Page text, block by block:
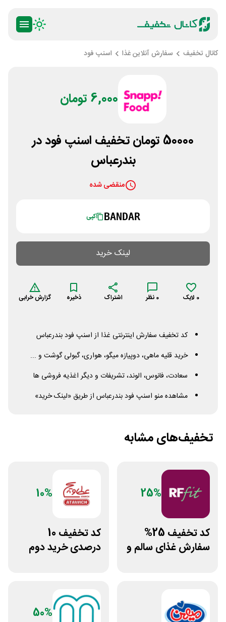
کانال تخفیف سفارش آنلاین غذا اسنپ فود
6,000 تومان
50000 تومان تخفیف اسنپ فود در
بندرعباس
منقضی شده
BANDAR کپی
لینک خرید
0 لایک 0 نظر اشتراک ذخیره گزارش خرابی
کد تخفیف سفارش اینترنتی غذا از اسنپ فود بندرعباس
خرید قلیه ماهی، دوپیازه میگو، هواری، گبولی گوشت و ...
سعادت، فانوس، الوند، تشریفات و دیگر اغذیه فروشی ها
مشاهده منو اسنپ فود بندرعباس از طریق «لینک خرید»
تخفیف‌های مشابه
25%
کد تخفیف 25%
سفارش غذای سالم و
10%
کد تخفیف 10
درصدی خرید دوم
50%